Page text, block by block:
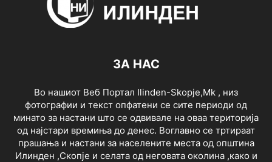
ЗА НАС
Во нашиот Веб Портал Ilinden-Skopje,Mk , низ
фотографии и текст опфатени се сите периоди од
минато за настани што се одвивале на оваа територија
од најстари времиња до денес. Воглавно се тртираат
прашања и настани за населените места од општина
Илинден ,Скопје и селата од неговата околина ,како и